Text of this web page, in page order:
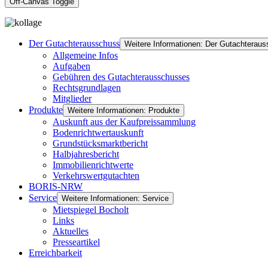
Der Gutachterausschuss Weitere Informationen: Der
Allgemeine Infos
Aufgaben
Gebühren des Gutachterausschusses
Rechtsgrundlagen
Mitglieder
Produkte Weitere Informationen: Produkte
Auskunft aus der Kaufpreissammlung
Bodenrichtwertauskunft
Grundstücksmarktbericht
Halbjahresbericht
Immobilienrichtwerte
Verkehrswertgutachten
BORIS-NRW
Service Weitere Informationen: Service
Mietspiegel Bocholt
Links
Aktuelles
Presseartikel
Erreichbarkeit